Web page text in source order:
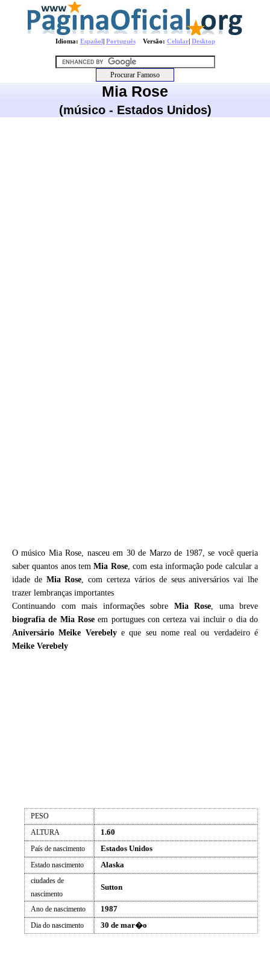
Idioma: Español| PortuguêsVersão: Celular| Desktop
Mia Rose
(músico - Estados Unidos)
O músico Mia Rose, nasceu em 30 de Marzo de 1987, se você queria
saber quantos anos temMia Rose, com esta informação pode calcular a
idade de Mia Rose, com certeza vários de seus aniversários vai lhe
trazer lembranças importantes
Continuando com mais informações sobre Mia Rose, uma breve
biografia de Mia Rose em portugues con certeza vai incluir o dia do
Aniversário Meike Verebelye que seu nome real ou verdadeiro é
Meike Verebely
PESO
ALTURA
1.60
País de nascimento Estados Unidos
Estado nascimento Alaska
ciudades de
nascimento
Sutton
Ano de nascimento 1987
Dia do nascimento 30 de mar�o